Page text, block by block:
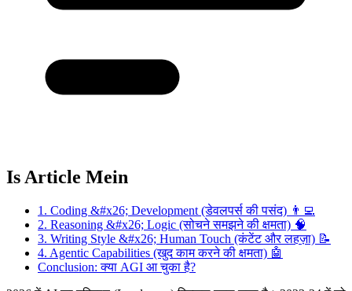
Is Article Mein
1. Coding &#x26; Development (डेवलपर्स की पसंद) 👨‍💻
2. Reasoning &#x26; Logic (सोचने समझने की क्षमता) 🧠
3. Writing Style &#x26; Human Touch (कंटेंट और लहज़ा) 📝
4. Agentic Capabilities (खुद काम करने की क्षमता) 🤖
Conclusion: क्या AGI आ चुका है?